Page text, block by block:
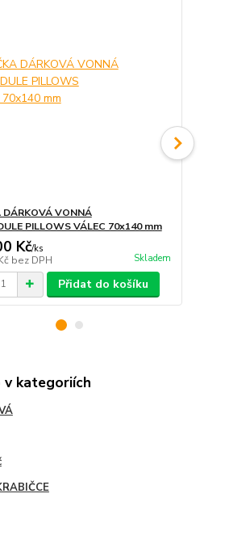
DÁRKOVÁ VONNÁ
PILLOWS VÁLEC 70x140 mm
Kč/ks
bez DPH Skladem
Přidat do košíku
v kategoriích